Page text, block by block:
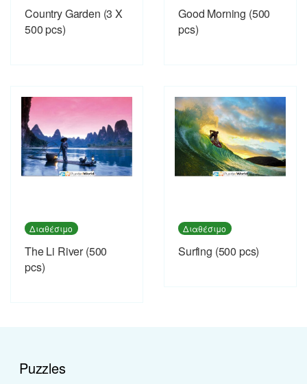
Country Garden (3 X
500 pcs)
Good Morning (500
pcs)
Διαθέσιμο
The Li River (500
pcs)
Διαθέσιμο
Surfing (500 pcs)
Puzzles